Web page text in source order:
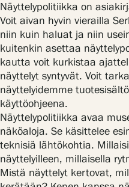
Näyttelypolitiikka on
Voit aivan hyvin vierailla
niin kuin haluat ja niin
kuitenkin asettaa
kautta voit kurkistaa
näyttelyt syntyvät. Voit
näyttelyidemme
käyttöohjeena.
Näyttelypolitiikka avaa
näköaloja. Se käsittelee
teknisiä lähtökohtia.
näyttelyilleen, millaisella
Mistä näyttelyt kertovat,